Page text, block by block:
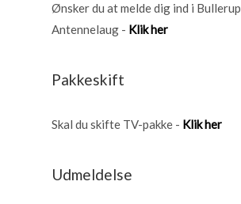
Ønsker du at melde dig ind i Bullerup
Antennelaug - Klik her
Pakkeskift
Skal du skifte TV-pakke - Klik her
Udmeldelse